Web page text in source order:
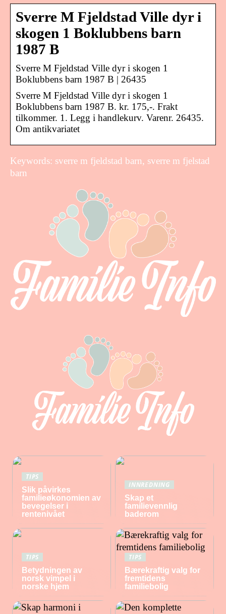
Sverre M Fjeldstad Ville dyr i
skogen 1 Boklubbens barn
1987 B
Sverre M Fjeldstad Ville dyr i skogen 1
Boklubbens barn 1987 B | 26435
Sverre M Fjeldstad Ville dyr i skogen 1
Boklubbens barn 1987 B. kr. 175,-. Frakt
tilkommer. 1. Legg i handlekurv. Varenr. 26435.
Om antikvariatet
Keywords: sverre m fjeldstad barn, sverre m fjelstad
barn
TIPS
Slik påvirkes
familieøkonomien av
bevegelser i
rentenivået
INNREDNING
Skap et
familievennlig
baderom
TIPS
Betydningen av
norsk vimpel i
norske hjem
TIPS
Bærekraftig valg for
fremtidens
familiebolig